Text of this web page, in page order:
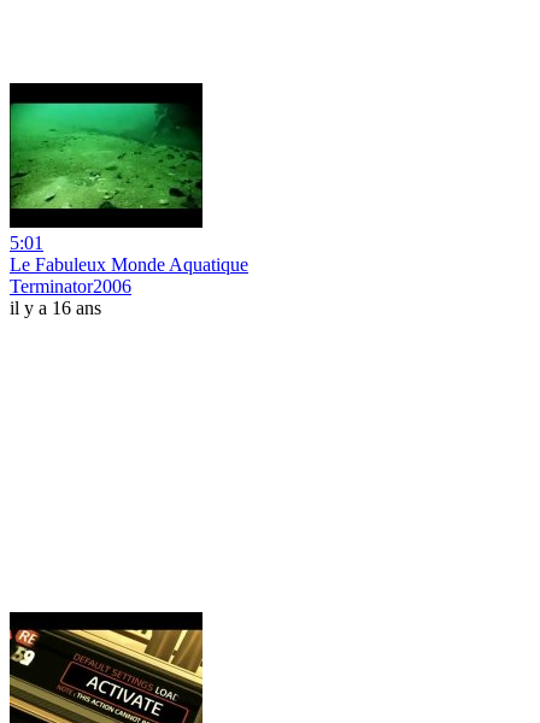
5:01
Le Fabuleux Monde Aquatique
Terminator2006
il y a 16 ans